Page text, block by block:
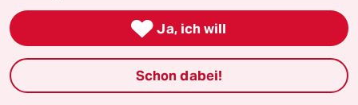
getroffen?
Nein. „Überwachen und Strafen“ ist auch genau
entgegengesetzt zu „Die Gesellschaft des
Spektakels“. Foucault hat Debord zum Teil gelesen,
 Ja, ich will
Schon dabei!